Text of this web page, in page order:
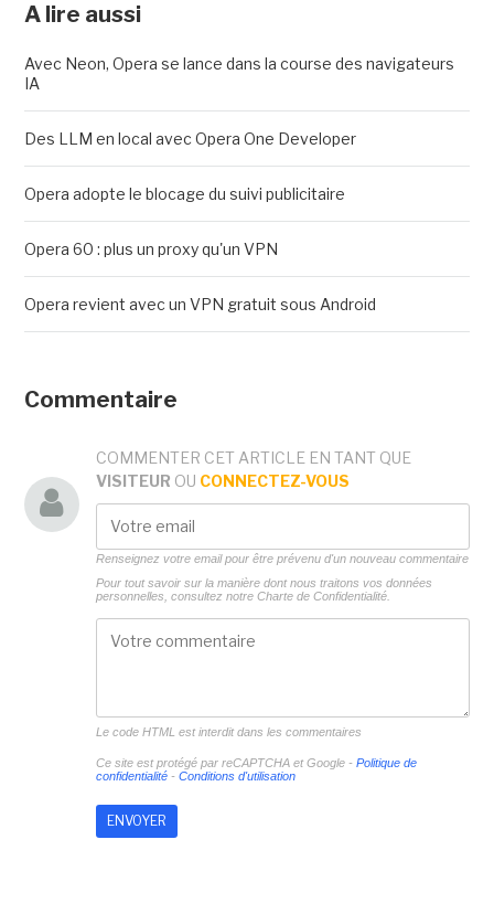
A lire aussi
Avec Neon, Opera se lance dans la course des navigateurs
IA
Des LLM en local avec Opera One Developer
Opera adopte le blocage du suivi publicitaire
Opera 60 : plus un proxy qu'un VPN
Opera revient avec un VPN gratuit sous Android
Commentaire
COMMENTER CET ARTICLE EN TANT QUE
VISITEUR OU CONNECTEZ-VOUS
Renseignez votre email pour être prévenu d'un nouveau commentaire
Pour tout savoir sur la manière dont nous traitons vos données
personnelles, consultez notre Charte de Confidentialité.
Le code HTML est interdit dans les commentaires
Ce site est protégé par reCAPTCHA et Google - Politique de
confidentialité- Conditions d'utilisation